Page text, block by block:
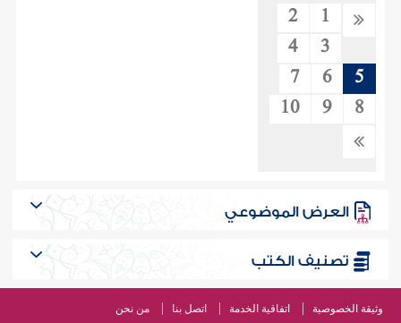
1
2
3
4
5
6
7
8
9
10
العرض الموضوعي
تصنيف الكتب
وثيقة الخصوصية اتفاقية الخدمة اتصل بنا من نحن